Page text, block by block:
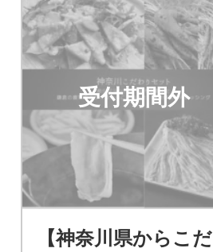
受付期間外
【神奈川県からこだ